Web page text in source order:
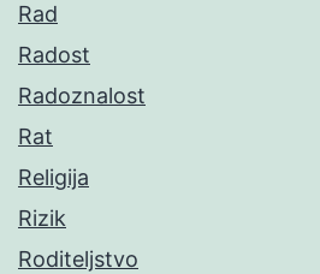
Rad
Radost
Radoznalost
Rat
Religija
Rizik
Roditeljstvo